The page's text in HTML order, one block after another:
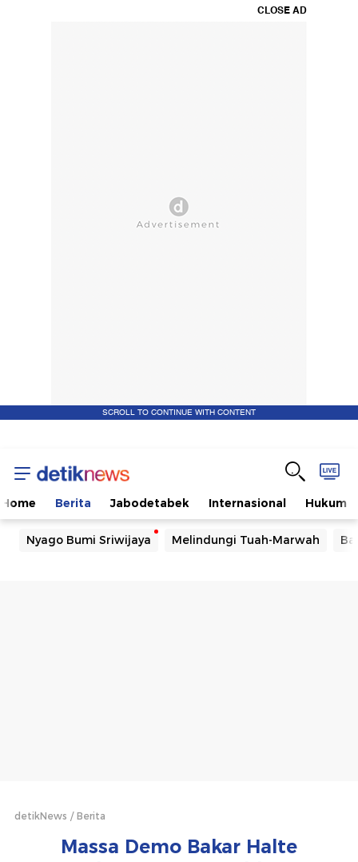
CLOSE AD
SCROLL TO CONTINUE WITH CONTENT
Home Berita Jabodetabek Internasional Hukum
Nyago Bumi Sriwijaya Melindungi Tuah-Marwah
detikNews Berita
Massa Demo Bakar Halte